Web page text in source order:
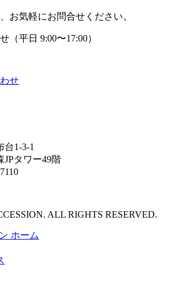
お気軽にお問合せください。
（平日 9:00〜17:00）
せ
台1-3-1
JPタワー49階
ALL RIGHTS RESERVED.
ホーム